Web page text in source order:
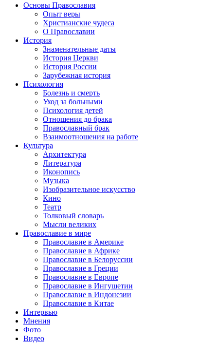
Основы Православия
Опыт веры
Христианские чудеса
О Православии
История
Знаменательные даты
История Церкви
История России
Зарубежная история
Психология
Болезнь и смерть
Уход за больными
Психология детей
Отношения до брака
Православный брак
Взаимоотношения на работе
Культура
Архитектура
Литература
Иконопись
Музыка
Изобразительное искусство
Кино
Театр
Толковый словарь
Мысли великих
Православие в мире
Православие в Америке
Православие в Африке
Православие в Белоруссии
Православие в Греции
Православие в Европе
Православие в Ингушетии
Православие в Индонезии
Православие в Китае
Интервью
Мнения
Фото
Видео